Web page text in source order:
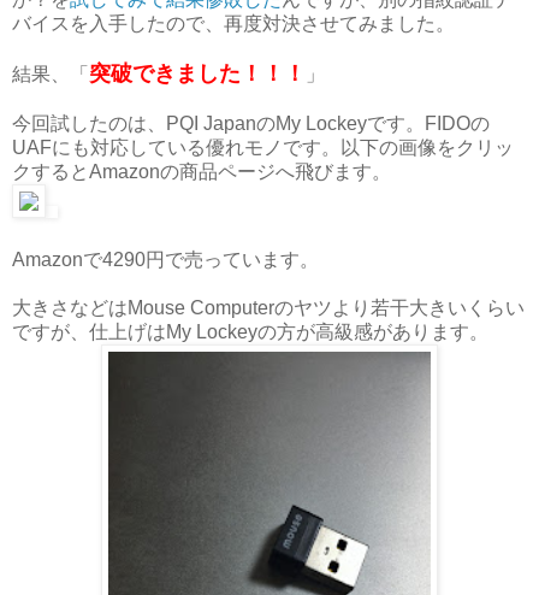
バイスを入手したので、再度対決させてみました。
結果、「 突破できました！！！ 」
今回試したのは、PQI JapanのMy Lockeyです。FIDOの
UAFにも対応している優れモノです。以下の画像をクリッ
クするとAmazonの商品ページへ飛びます。
Amazonで4290円で売っています。
大きさなどはMouse Computerのヤツより若干大きいくらい
ですが、仕上げはMy Lockeyの方が高級感があります。